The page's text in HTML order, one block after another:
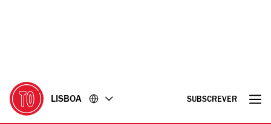
LISBOA SUBSCREVER